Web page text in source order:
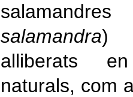
salamandra)
alliberats
naturals, com